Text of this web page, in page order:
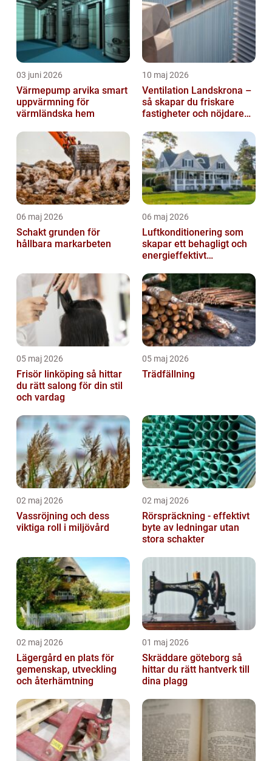
03 juni 2026
Värmepump arvika smart
uppvärmning för
värmländska hem
10 maj 2026
Ventilation Landskrona –
så skapar du friskare
fastigheter och nöjdare
06 maj 2026
Schakt grunden för
hållbara markarbeten
06 maj 2026
Luftkonditionering som
skapar ett behagligt och
energieffektivt
05 maj 2026
Frisör linköping så hittar
du rätt salong för din stil
och vardag
05 maj 2026
Trädfällning
02 maj 2026
Vassröjning och dess
viktiga roll i miljövård
02 maj 2026
Rörspräckning - effektivt
byte av ledningar utan
stora schakter
02 maj 2026
Lägergård en plats för
gemenskap, utveckling
och återhämtning
01 maj 2026
Skräddare göteborg så
hittar du rätt hantverk till
dina plagg